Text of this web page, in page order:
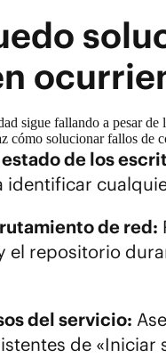
sigue fallando a pesar
cómo solucionar fallos de
de los
identificar
de red:
el repositorio
del servicio:
de